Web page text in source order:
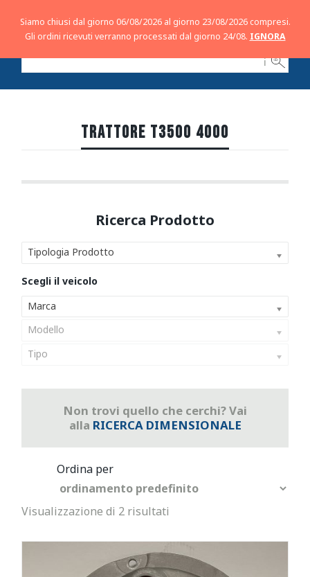
ℹ
TRATTORE T3500 4000
Tipologia Prodotto
Marca
Modello
Tipo
Non trovi quello che cerchi? Vai
alla RICERCA DIMENSIONALE
Visualizzazione di 2 risultati
Siamo chiusi dal giorno 06/08/2026 al giorno 23/08/2026 compresi.
Gli ordini ricevuti verranno processati dal giorno 24/08. IGNORA